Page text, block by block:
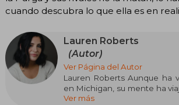
cuando descubra lo que ella es en
Lauren Roberts
(Autor)
Ver Página del Autor
Lauren Roberts Aunque ha
en Michigan, su mente ha
mundos extraordinarios.
Ver más